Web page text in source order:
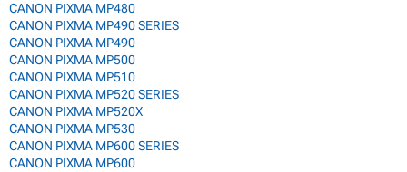
CANON PIXMA MP480
CANON PIXMA MP490 SERIES
CANON PIXMA MP490
CANON PIXMA MP500
CANON PIXMA MP510
CANON PIXMA MP520 SERIES
CANON PIXMA MP520X
CANON PIXMA MP530
CANON PIXMA MP600 SERIES
CANON PIXMA MP600